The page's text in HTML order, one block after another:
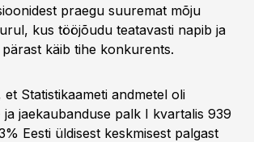
praegu suuremat mõju
kus tööjõudu teatavasti napib ja
käib tihe konkurents.
et Statistikaameti andmetel oli
jaekaubanduse palk I kvartalis 939
Eesti üldisest keskmisest palgast